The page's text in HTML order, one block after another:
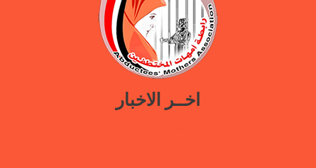
اخــر الاخبار